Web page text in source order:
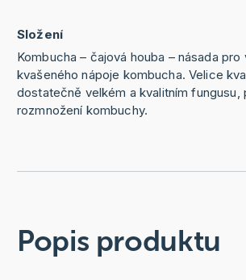
Složení
Kombucha – čajová houba – násada pro
kvašeného nápoje kombucha. Velice
dostatečně velkém a kvalitním fungusu,
rozmnožení kombuchy.
Popis produktu